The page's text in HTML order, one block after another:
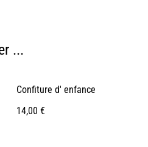
...
Confiture d' enfance
14,00 €